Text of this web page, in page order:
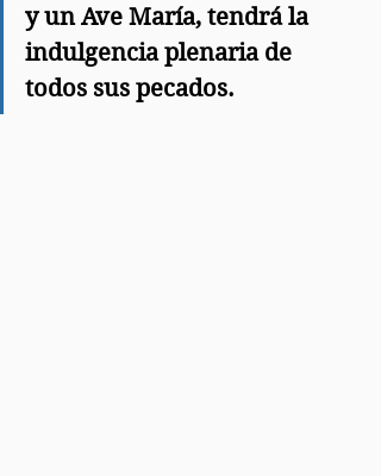
y un Ave María, tendrá la
indulgencia plenaria de
todos sus pecados.